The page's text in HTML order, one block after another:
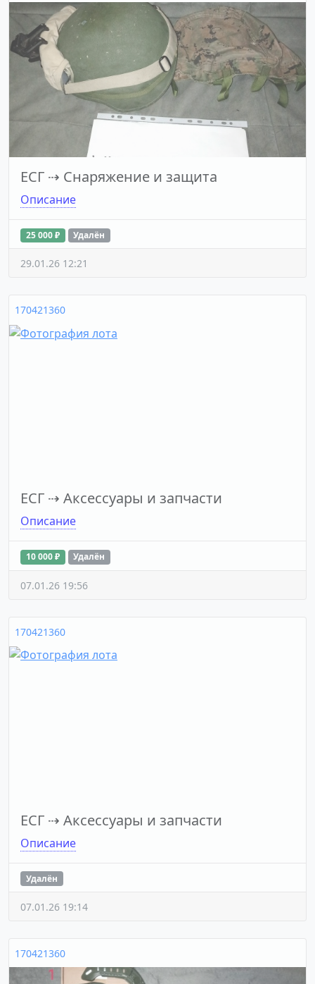
ЕСГ ⇢ Снаряжение и защита
Описание
25 000 ₽ Удалён
29.01.26 12:21
170421360
ЕСГ ⇢ Аксессуары и запчасти
Описание
10 000 ₽ Удалён
07.01.26 19:56
170421360
ЕСГ ⇢ Аксессуары и запчасти
Описание
Удалён
07.01.26 19:14
170421360